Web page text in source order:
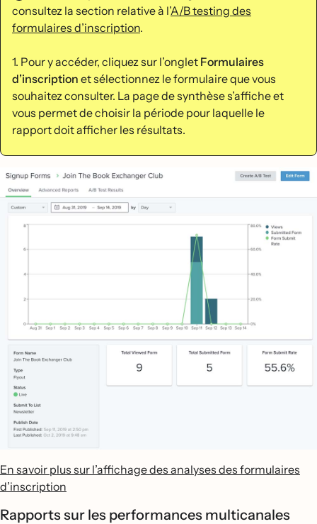
consultez la section relative à l’A/B testing des
formulaires d’inscription.
1. Pour y accéder, cliquez sur l’onglet Formulaires
d’inscription et sélectionnez le formulaire que vous
souhaitez consulter. La page de synthèse s’affiche et
vous permet de choisir la période pour laquelle le
rapport doit afficher les résultats.
En savoir plus sur l’affichage des analyses des formulaires
d’inscription
Rapports sur les performances multicanales